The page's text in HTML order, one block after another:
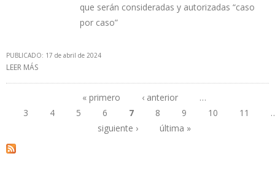
que serán consideradas y autorizadas “caso
por caso”
PUBLICADO: 17 de abril de 2024
LEER MÁS
Páginas
« primero ‹ anterior
…
3
4 5 6 7 8 9 10 11
siguiente ›
última »